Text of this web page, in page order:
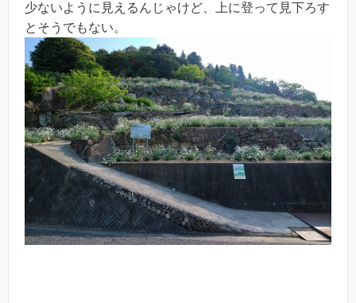
少ないように見えるんじゃけど、上に登って見下ろす
とそうでもない。